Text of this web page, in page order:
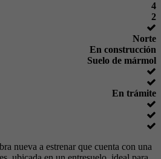
4
2
Norte
En construcción
Suelo de mármol
En trámite
nueva a estrenar que cuenta con una